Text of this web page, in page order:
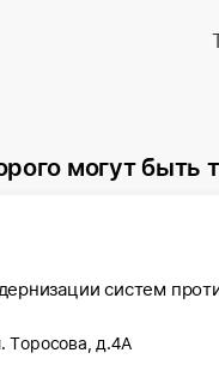
только субъекты
систем
Торосова, д.4А